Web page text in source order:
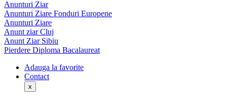
Anunturi Ziar
Anunturi Ziare Fonduri Europene
Anunturi Ziare
Anunt ziar Cluj
Anunt Ziar Sibiu
Pierdere Diploma Bacalaureat
Adauga la favorite
Contact
x